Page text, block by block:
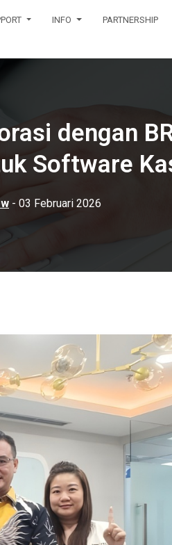
INFO PARTNERSHIP
dengan
Software
- 03 Februari 2026